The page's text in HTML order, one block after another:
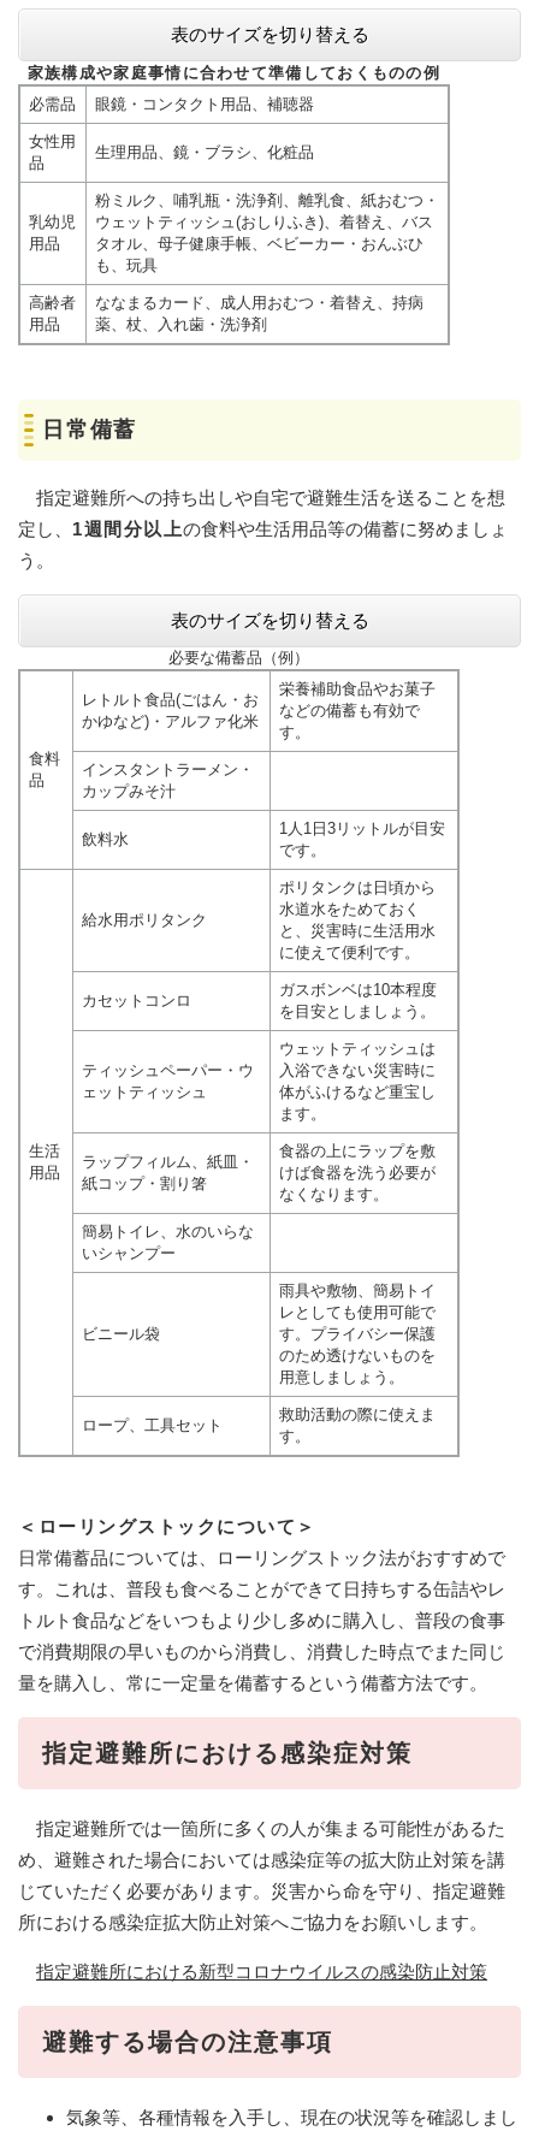
表のサイズを切り替える
家族構成や家庭事情に合わせて準備しておくものの例
必需品
眼鏡・コンタクト用品、補聴器
女性用
品
生理用品、鏡・ブラシ、化粧品
乳幼児
用品
粉ミルク、哺乳瓶・洗浄剤、離乳食、紙おむつ・
ウェットティッシュ(おしりふき)、着替え、バス
タオル、母子健康手帳、ベビーカー・おんぶひ
も、玩具
高齢者
用品
ななまるカード、成人用おむつ・着替え、持病
薬、杖、入れ歯・洗浄剤
日常備蓄
指定避難所への持ち出しや自宅で避難生活を送ることを想
定し、 1週間分以上の食料や生活用品等の備蓄に努めましょ
う。
表のサイズを切り替える
必要な備蓄品（例）
食料
品
レトルト食品(ごはん・お
かゆなど)・アルファ化米
栄養補助食品やお菓子
などの備蓄も有効で
す。
インスタントラーメン・
カップみそ汁
飲料水
1人1日3リットルが目安
です。
生活
用品
給水用ポリタンク
ポリタンクは日頃から
水道水をためておく
と、災害時に生活用水
に使えて便利です。
カセットコンロ
ガスボンベは10本程度
を目安としましょう。
ティッシュペーパー・ウ
ェットティッシュ
ウェットティッシュは
入浴できない災害時に
体がふけるなど重宝し
ます。
ラップフィルム、紙皿・
紙コップ・割り箸
食器の上にラップを敷
けば食器を洗う必要が
なくなります。
簡易トイレ、水のいらな
いシャンプー
ビニール袋
雨具や敷物、簡易トイ
レとしても使用可能で
す。プライバシー保護
のため透けないものを
用意しましょう。
ロープ、工具セット
救助活動の際に使えま
す。
＜ローリングストックについて＞
日常備蓄品については、ローリングストック法がおすすめで
す。これは、普段も食べることができて日持ちする缶詰やレ
トルト食品などをいつもより少し多めに購入し、普段の食事
で消費期限の早いものから消費し、消費した時点でまた同じ
量を購入し、常に一定量を備蓄するという備蓄方法です。
指定避難所における感染症対策
指定避難所では一箇所に多くの人が集まる可能性があるた
め、避難された場合においては感染症等の拡大防止対策を講
じていただく必要があります。災害から命を守り、指定避難
所における感染症拡大防止対策へご協力をお願いします。
指定避難所における新型コロナウイルスの感染防止対策
避難する場合の注意事項
気象等、各種情報を入手し、現在の状況等を確認しまし